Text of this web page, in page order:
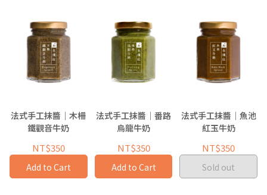
法式手工抹醬｜木柵
鐵觀音牛奶
NT$350
Add to Cart
法式手工抹醬｜番路
烏龍牛奶
NT$350
Add to Cart
法式手工抹醬｜魚池
紅玉牛奶
NT$350
Sold out